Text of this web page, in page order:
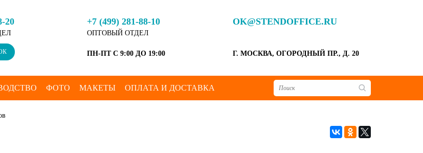
20 +7 (499) 281-88-10
ОПТОВЫЙ ОТДЕЛ
ПН-ПТ С 9:00 ДО 19:00
OK@STENDOFFICE.RU
Г. МОСКВА, ОГОРОДНЫЙ ПР., Д. 20
ФОТО МАКЕТЫ ОПЛАТА И ДОСТАВКА